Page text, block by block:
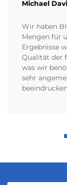
Michael
Wir haben
Mengen für
Ergebnisse
Qualität der
was wir
sehr